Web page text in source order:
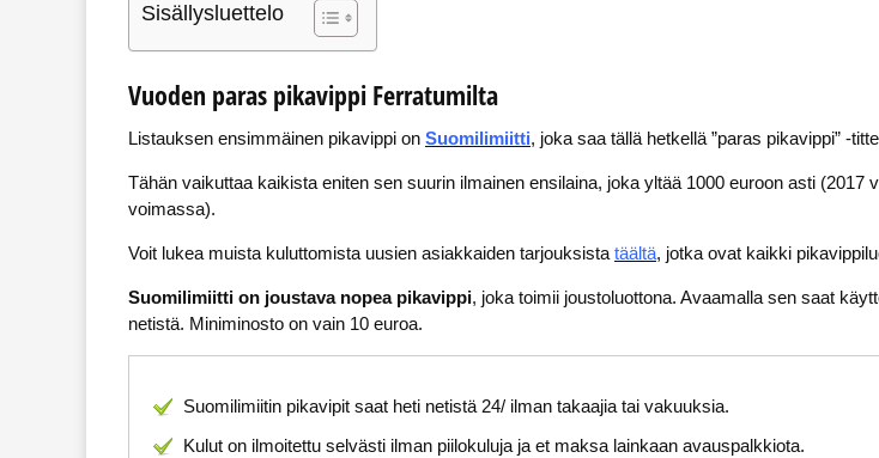
Sisällysluettelo
Vuoden paras pikavippi Ferratumilta
Listauksen ensimmäinen pikavippi on Suomilimiitti, joka saa tällä hetkellä ”paras pikavippi” -
Tähän vaikuttaa kaikista eniten sen suurin ilmainen ensilaina, joka yltää 1000 euroon asti
voimassa).
Voit lukea muista kuluttomista uusien asiakkaiden tarjouksista täältä, jotka ovat kaikki
Suomilimiitti on joustava nopea pikavippi, joka toimii joustoluottona. Avaamalla sen saat
netistä. Miniminosto on vain 10 euroa.
Suomilimiitin pikavipit saat heti netistä 24/ ilman takaajia tai vakuuksia.
Kulut on ilmoitettu selvästi ilman piilokuluja ja et maksa lainkaan avauspalkkiota.